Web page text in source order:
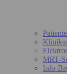
MRT-
Info-